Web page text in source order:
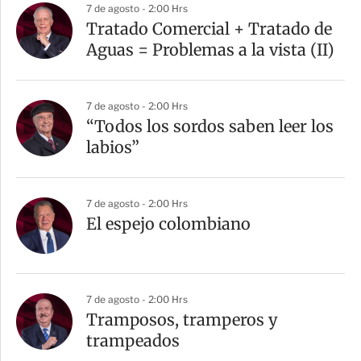
r
t
7 de agosto - 2:00 Hrs
Tratado Comercial + Tratado de
Aguas = Problemas a la vista (II)
7 de agosto - 2:00 Hrs
“Todos los sordos saben leer los
labios”
7 de agosto - 2:00 Hrs
El espejo colombiano
7 de agosto - 2:00 Hrs
Tramposos, tramperos y
trampeados